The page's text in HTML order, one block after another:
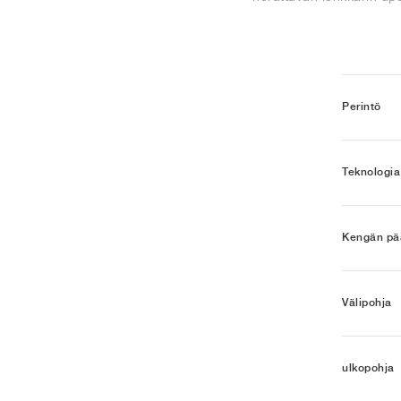
Perintö
Teknologia
Kengän
Välipohja
ulkopohja